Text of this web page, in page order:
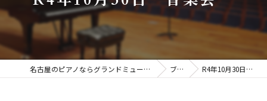
名古屋のピアノならグランドミュージックピアノ株式会社 ブログ R4年10月30日 音楽会